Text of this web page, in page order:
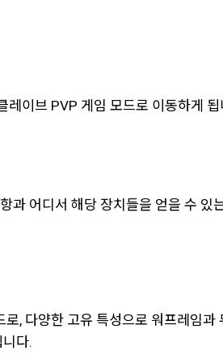
레이브 PVP 게임 모드로 이동하게 됩
어디서 해당 장치들을 얻을 수 있
, 다양한 고유 특성으로 워프레임과
다.